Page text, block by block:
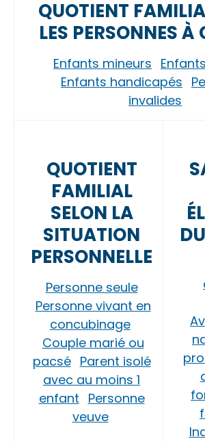
QUOTIENT
LES PERSONNES À
Enfants mineurs
Enfants handicapés
invalides
QUOTIENT
FAMILIAL
SELON LA
SITUATION
PERSONNELLE
Personne seule
Personne vivant en
concubinage
Couple marié ou
pacsé Parent isolé
avec au moins 1
enfant Personne
veuve